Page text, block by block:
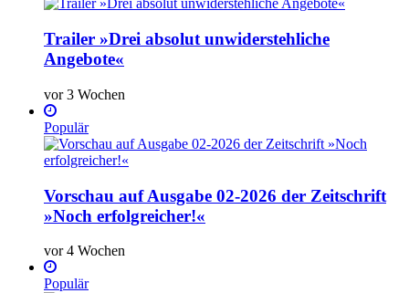
Trailer »Drei absolut unwiderstehliche
Angebote«
vor 3 Wochen
Populär
Vorschau auf Ausgabe 02-2026 der Zeitschrift
»Noch erfolgreicher!«
vor 4 Wochen
Populär